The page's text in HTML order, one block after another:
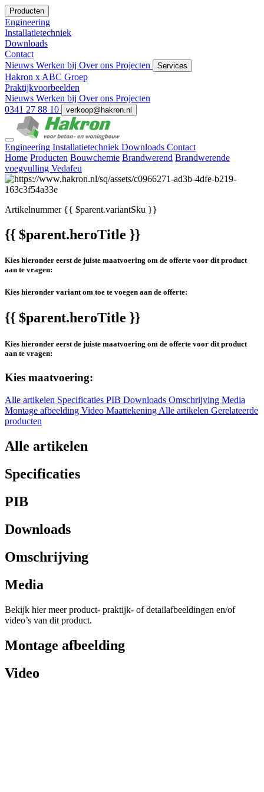
Producten
Engineering
Installatietechniek
Downloads
Contact
Nieuws Werken bij Over ons Projecten Services
Hakron x ABC Groep
Praktijkvoorbeelden
Nieuws Werken bij Over ons Projecten
0341 27 88 10
verkoop@hakron.nl
Engineering Installatietechniek Downloads Contact
Home Producten Bouwchemie Brandwerend Brandwerende
voegvulling Vedafeu
Artikelnummer{{ $parent.variantSku }}
{{ $parent.heroTitle }}
Kies hieronder eerst de juiste maatvoering om de offerte voor dit product
aan te vragen:
Kies hieronder variant om toe te voegen aan de offerte:
{{ $parent.heroTitle }}
Kies hieronder eerst de juiste maatvoering om de offerte voor dit product
aan te vragen:
Kies maatvoering:
Alle artikelen Specificaties PIB Downloads Omschrijving Media
Montage afbeelding Video MaattekeningAlle artikelen Gerelateerde
producten
Alle artikelen
Specificaties
PIB
Downloads
Omschrijving
Media
Bekijk hier meer product- praktijk- of detailafbeeldingen en/of
video’s van dit product.
Montage afbeelding
Video